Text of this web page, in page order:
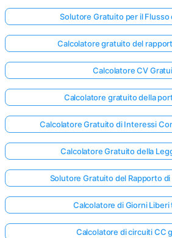
Solutore Gratuito per il
Calcolatore gratuito del
Calcolatore CV
Calcolatore gratuito della
Calcolatore Gratuito di Interessi
Calcolatore Gratuito della
Solutore Gratuito del Rapporto
Calcolatore di Giorni Liberi
Calcolatore di circuiti CC